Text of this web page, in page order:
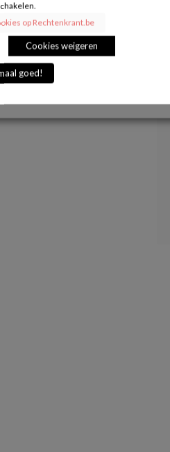
op Rechtenkrant.be
Cookies weigeren
goed!